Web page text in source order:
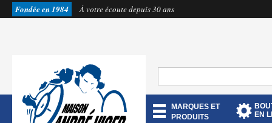
Fondée en 1984 À votre écoute depuis 30 ans
MARQUES ET
PRODUITS
EN